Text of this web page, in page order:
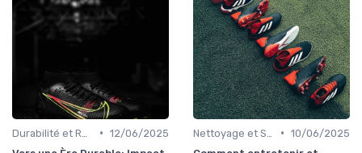
• 12/06/2025
• 10/06/2025